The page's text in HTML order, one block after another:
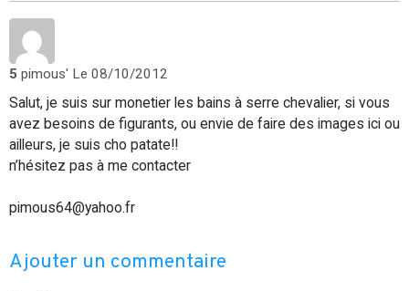
5 pimous' Le 08/10/2012
Salut, je suis sur monetier les bains à serre chevalier, si vous
avez besoins de figurants, ou envie de faire des images ici ou
ailleurs, je suis cho patate!!
n’hésitez pas à me contacter
pimous64@yahoo.fr
Ajouter un commentaire